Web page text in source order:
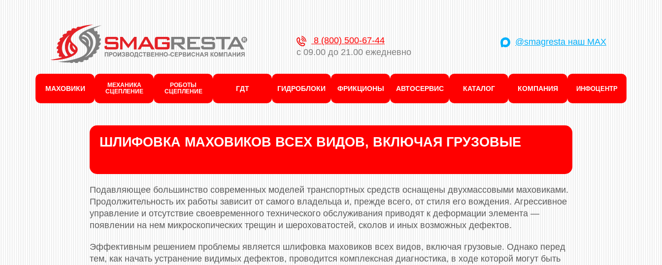
8 (800) 500-67-44
с 09.00 до 21.00 ежедневно
@smagresta наш MAX
МАХОВИКИ
МЕХАНИКА
СЦЕПЛЕНИЕ
РОБОТЫ
СЦЕПЛЕНИЕ
ГДТ ГИДРОБЛОКИ ФРИКЦИОНЫ АВТОСЕРВИС КАТАЛОГ КОМПАНИЯ ИНФОЦЕНТР
ШЛИФОВКА МАХОВИКОВ ВСЕХ ВИДОВ, ВКЛЮЧАЯ ГРУЗОВЫЕ
Подавляющее большинство современных моделей транспортных средств оснащены двухмассовыми маховиками.
Продолжительность их работы зависит от самого владельца и, прежде всего, от стиля его вождения. Агрессивное
управление и отсутствие своевременного технического обслуживания приводят к деформации элемента —
появлении на нем микроскопических трещин и шероховатостей, сколов и иных возможных дефектов.
Эффективным решением проблемы является шлифовка маховиков всех видов, включая грузовые. Однако перед
тем, как начать устранение видимых дефектов, проводится комплексная диагностика, в ходе которой могут быть